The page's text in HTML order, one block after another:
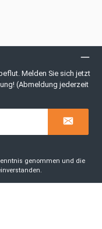
Melden Sie sich jetzt
(Abmeldung jederzeit
zur Kenntnis genommen und die